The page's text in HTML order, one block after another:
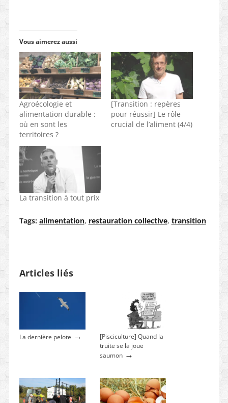
Vous aimerez aussi
Agroécologie et
alimentation durable :
où en sont les
territoires ?
[Transition : repères
pour réussir] Le rôle
crucial de l’aliment (4/4)
La transition à tout prix
Tags: alimentation, restauration collective, transition
Articles liés
La dernière pelote →
[Pisciculture] Quand la
truite se la joue
saumon→